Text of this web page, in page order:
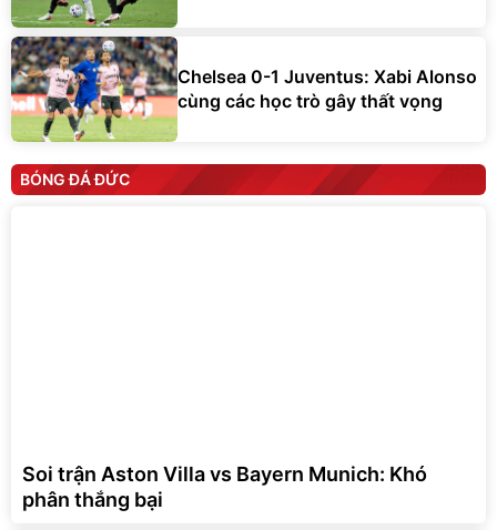
Chelsea 0-1 Juventus: Xabi Alonso
cùng các học trò gây thất vọng
BÓNG ĐÁ ĐỨC
Soi trận Aston Villa vs Bayern Munich: Khó
phân thắng bại